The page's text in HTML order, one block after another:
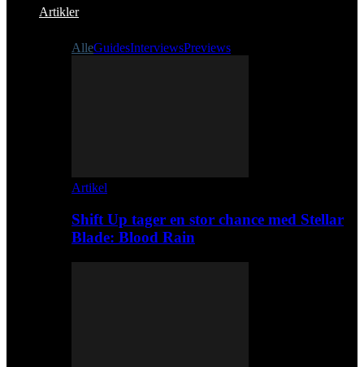
Artikler
AlleGuidesInterviewsPreviews
Artikel
Shift Up tager en stor chance med Stellar
Blade: Blood Rain